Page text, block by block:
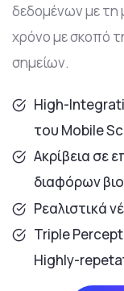
δεδομένων με τη
χρόνο με σκοπό
σημείων.
High-
του Mobile
Ακρίβεια σε
διαφόρων
Ρεαλιστικά
Triple
Highly-